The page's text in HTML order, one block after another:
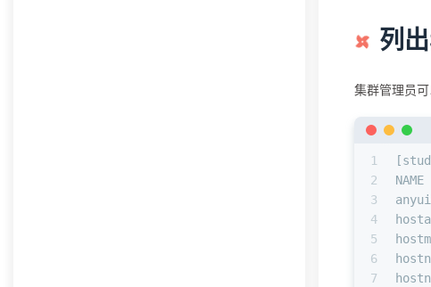
列
集群管理员
1
2
3
4
5
6
7